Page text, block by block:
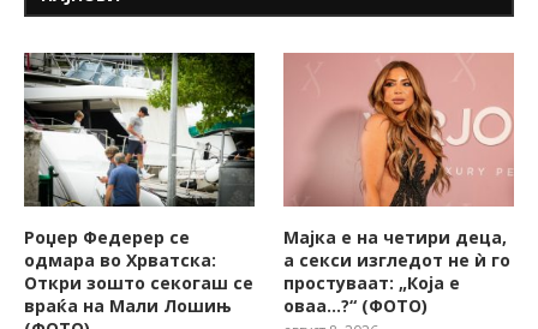
Роџер Федерер се
одмара во Хрватска:
Откри зошто секогаш се
враќа на Мали Лошињ
Мајка е на четири деца,
а секси изгледот не ѝ го
простуваат: „Која е
оваа…?“ (ФОТО)